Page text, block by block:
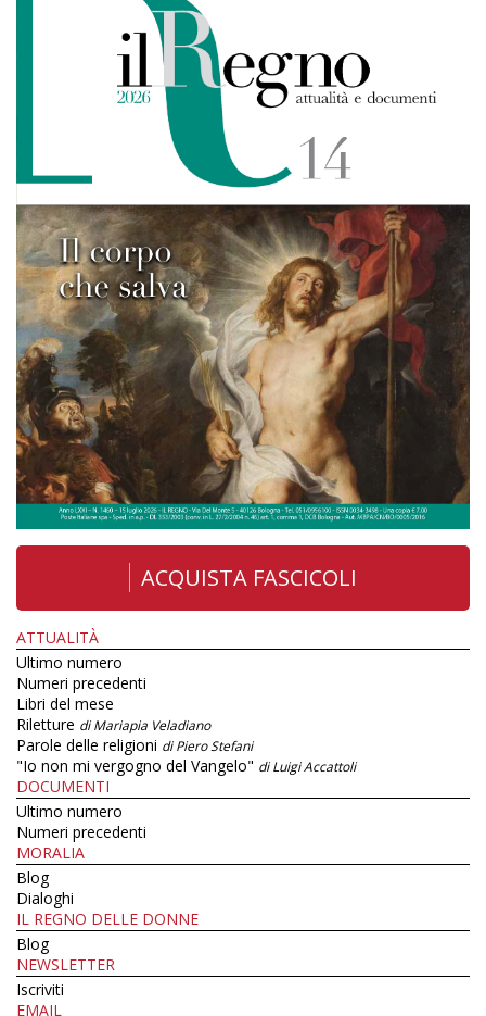
ACQUISTA FASCICOLI
ATTUALITÀ
Ultimo numero
Numeri precedenti
Libri del mese
Riletture di Mariapia Veladiano
Parole delle religioni di Piero Stefani
"Io non mi vergogno del Vangelo" di Luigi Accattoli
DOCUMENTI
Ultimo numero
Numeri precedenti
MORALIA
Blog
Dialoghi
IL REGNO DELLE DONNE
Blog
NEWSLETTER
Iscriviti
EMAIL